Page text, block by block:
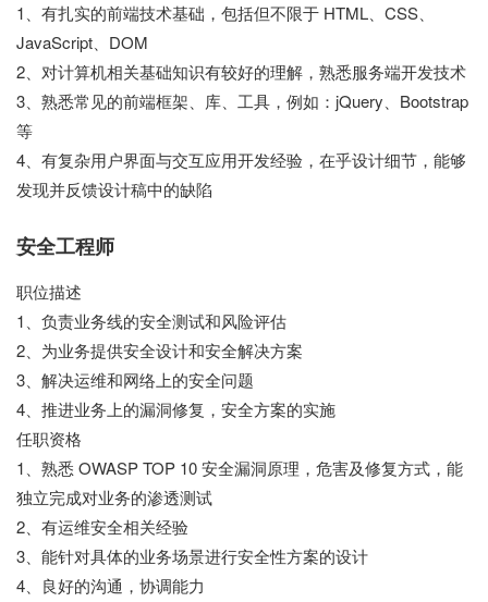
1、有扎实的前端技术基础，包括但不限于 HTML、CSS、
JavaScript、DOM
2、对计算机相关基础知识有较好的理解，熟悉服务端开发技术
3、熟悉常见的前端框架、库、工具，例如：jQuery、Bootstrap
等
4、有复杂用户界面与交互应用开发经验，在乎设计细节，能够
发现并反馈设计稿中的缺陷
安全工程师
职位描述
1、负责业务线的安全测试和风险评估
2、为业务提供安全设计和安全解决方案
3、解决运维和网络上的安全问题
4、推进业务上的漏洞修复，安全方案的实施
任职资格
1、熟悉 OWASP TOP 10 安全漏洞原理，危害及修复方式，能
独立完成对业务的渗透测试
2、有运维安全相关经验
3、能针对具体的业务场景进行安全性方案的设计
4、良好的沟通，协调能力